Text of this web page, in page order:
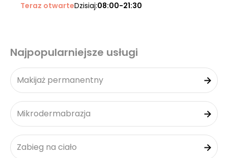
Teraz otwarteDzisiaj:08:00-21:30
Najpopularniejsze usługi
Makijaż permanentny
Mikrodermabrazja
Zabieg na ciało